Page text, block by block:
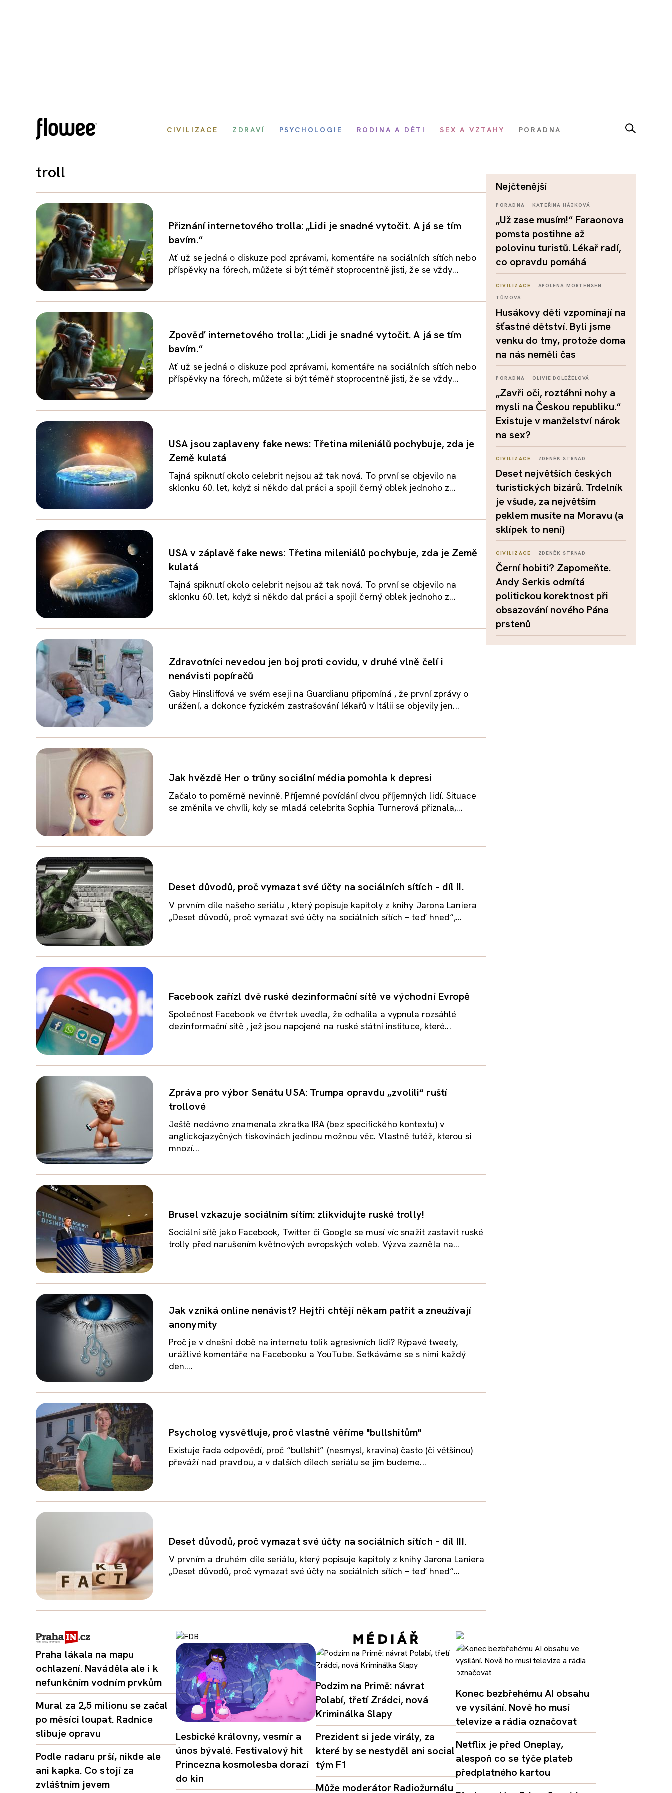
CIVILIZACE ZDRAVÍ PSYCHOLOGIE RODINA A DĚTI SEX A VZTAHY PORADNA
troll
Přiznání internetového trolla: „Lidi je snadné vytočit. A já se tím
bavím.“
Ať už se jedná o diskuze pod zprávami, komentáře na sociálních sítích nebo
příspěvky na fórech, můžete si být téměř stoprocentně jisti, že se vždy...
Zpověď internetového trolla: „Lidi je snadné vytočit. A já se tím
bavím.“
Ať už se jedná o diskuze pod zprávami, komentáře na sociálních sítích nebo
příspěvky na fórech, můžete si být téměř stoprocentně jisti, že se vždy...
USA jsou zaplaveny fake news: Třetina mileniálů pochybuje, zda je
Země kulatá
Tajná spiknutí okolo celebrit nejsou až tak nová. To první se objevilo na
sklonku 60. let, když si někdo dal práci a spojil černý oblek jednoho z...
USA v záplavě fake news: Třetina mileniálů pochybuje, zda je Země
kulatá
Tajná spiknutí okolo celebrit nejsou až tak nová. To první se objevilo na
sklonku 60. let, když si někdo dal práci a spojil černý oblek jednoho z...
Zdravotníci nevedou jen boj proti covidu, v druhé vlně čelí i
nenávisti popíračů
Gaby Hinsliffová ve svém eseji na Guardianu připomíná , že první zprávy o
urážení, a dokonce fyzickém zastrašování lékařů v Itálii se objevily jen...
Jak hvězdě Her o trůny sociální média pomohla k depresi
Začalo to poměrně nevinně. Příjemné povídání dvou příjemných lidí. Situace
se změnila ve chvíli, kdy se mladá celebrita Sophia Turnerová přiznala,...
Deset důvodů, proč vymazat své účty na sociálních sítích – díl II.
V prvním díle našeho seriálu , který popisuje kapitoly z knihy Jarona Laniera
„Deset důvodů, proč vymazat své účty na sociálních sítích – teď hned“,...
Facebook zařízl dvě ruské dezinformační sítě ve východní Evropě
Společnost Facebook ve čtvrtek uvedla, že odhalila a vypnula rozsáhlé
dezinformační sítě , jež jsou napojené na ruské státní instituce, které...
Zpráva pro výbor Senátu USA: Trumpa opravdu „zvolili“ ruští
trollové
Ještě nedávno znamenala zkratka IRA (bez specifického kontextu) v
anglickojazyčných tiskovinách jedinou možnou věc. Vlastně tutéž, kterou si
mnozí...
Brusel vzkazuje sociálním sítím: zlikvidujte ruské trolly!
Sociální sítě jako Facebook, Twitter či Google se musí víc snažit zastavit ruské
trolly před narušením květnových evropských voleb. Výzva zazněla na...
Jak vzniká online nenávist? Hejtři chtějí někam patřit a zneužívají
anonymity
Proč je v dnešní době na internetu tolik agresivních lidí? Rýpavé tweety,
urážlivé komentáře na Facebooku a YouTube. Setkáváme se s nimi každý
den....
Psycholog vysvětluje, proč vlastně věříme "bullshitům"
Existuje řada odpovědí, proč “bullshit” (nesmysl, kravina) často (či většinou)
převáží nad pravdou, a v dalších dílech seriálu se jim budeme...
Deset důvodů, proč vymazat své účty na sociálních sítích – díl III.
V prvním a druhém díle seriálu, který popisuje kapitoly z knihy Jarona Laniera
„Deset důvodů, proč vymazat své účty na sociálních sítích – teď hned“...
nejčtenější
PORADNA KATEŘINA HÁJKOVÁ
„Už zase musím!“ Faraonova
pomsta postihne až
polovinu turistů. Lékař radí,
co opravdu pomáhá
CIVILIZACE
APOLENA MORTENSEN
TŮMOVÁ
Husákovy děti vzpomínají na
šťastné dětství. Byli jsme
venku do tmy, protože doma
na nás neměli čas
PORADNA OLIVIE DOLEŽELOVÁ
„Zavři oči, roztáhni nohy a
mysli na Českou republiku.“
Existuje v manželství nárok
na sex?
CIVILIZACE ZDENĚK STRNAD
Deset největších českých
turistických bizárů. Trdelník
je všude, za největším
peklem musíte na Moravu (a
sklípek to není)
CIVILIZACE ZDENĚK STRNAD
Černí hobiti? Zapomeňte.
Andy Serkis odmítá
politickou korektnost při
obsazování nového Pána
prstenů
Praha lákala na mapu
ochlazení. Naváděla ale i k
nefunkčním vodním prvkům
Mural za 2,5 milionu se začal
po měsíci loupat. Radnice
slibuje opravu
Podle radaru prší, nikde ale
ani kapka. Co stojí za
zvláštním jevem
Lesbické královny, vesmír a
únos bývalé. Festivalový hit
Princezna kosmolesba dorazí
do kin
Podzim na Primě: návrat
Polabí, třetí Zrádci, nová
Kriminálka Slapy
Prezident si jede virály, za
které by se nestyděl ani social
tým F1
Může moderátor Radiožurnálu
Konec bezbřehému AI obsahu
ve vysílání. Nově ho musí
televize a rádia označovat
Netflix je před Oneplay,
alespoň co se týče plateb
předplatného kartou